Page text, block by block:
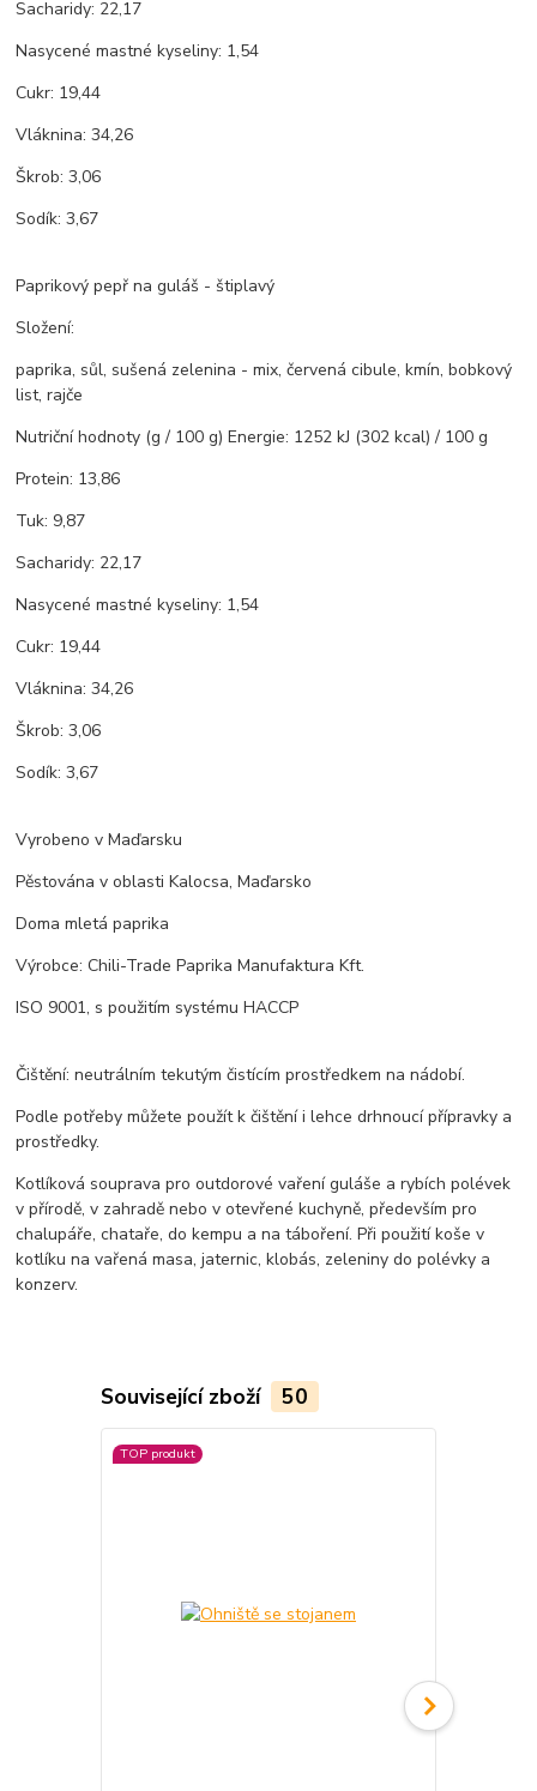
Sacharidy: 22,17
Nasycené mastné kyseliny: 1,54
Cukr: 19,44
Vláknina: 34,26
Škrob: 3,06
Sodík: 3,67
Paprikový pepř na guláš - štiplavý
Složení:
paprika, sůl, sušená zelenina - mix, červená cibule, kmín, bobkový
list, rajče
Nutriční hodnoty (g / 100 g) Energie: 1252 kJ (302 kcal) / 100 g
Protein: 13,86
Tuk: 9,87
Sacharidy: 22,17
Nasycené mastné kyseliny: 1,54
Cukr: 19,44
Vláknina: 34,26
Škrob: 3,06
Sodík: 3,67
Vyrobeno v Maďarsku
Pěstována v oblasti Kalocsa, Maďarsko
Doma mletá paprika
Výrobce: Chili-Trade Paprika Manufaktura Kft.
ISO 9001, s použitím systému HACCP
Čištění: neutrálním tekutým čistícím prostředkem na nádobí.
Podle potřeby můžete použít k čištění i lehce drhnoucí přípravky a
prostředky.
Kotlíková souprava pro outdorové vaření guláše a rybích polévek
v přírodě, v zahradě nebo v otevřené kuchyně, především pro
chalupáře, chataře, do kempu a na táboření. Při použití koše v
kotlíku na vařená masa, jaternic, klobás, zeleniny do polévky a
konzerv.
Související zboží 50
TOP produkt